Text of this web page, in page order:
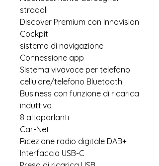
stradali
Discover Premium con Innovision
Cockpit
sistema di navigazione
Connessione app
Sistema vivavoce per telefono
cellulare/telefono Bluetooth
Business con funzione di ricarica
induttiva
8 altoparlanti
Car-Net
Ricezione radio digitale DAB+
Interfaccia USB-C